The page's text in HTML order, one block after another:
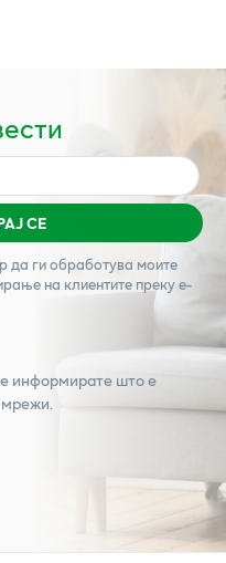
СЕ
да ги обработува моите
на клиентите преку е-
информирате што е
мрежи.